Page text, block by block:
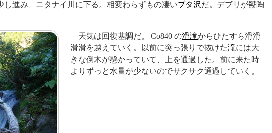
し進み、ニタナイ川に下る。相変わらずもの凄いブタ沢だ。デブリが鬱陶
天気は回復基調だ。 Co840 の滑滝からひたすら滑滑
滑滑を越えていく。以前に突っ張りで抜けた滝には大
きな倒木が懸かっていて、上を通過した。前に来た時
よりずっと水量が少ないのでサクサク通過していく。